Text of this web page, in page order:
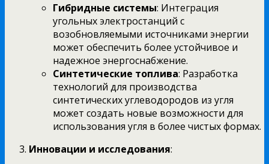
Гибридные системы: Интеграция
угольных электростанций с
возобновляемыми источниками энергии
может обеспечить более устойчивое и
надежное энергоснабжение.
Синтетические топлива: Разработка
технологий для производства
синтетических углеводородов из угля
может создать новые возможности для
использования угля в более чистых формах.
Инновации и исследования: